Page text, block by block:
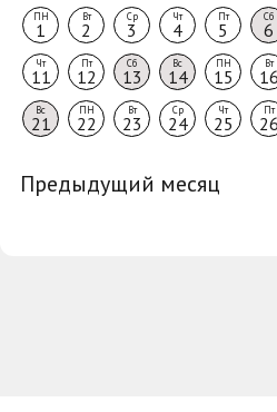
ПН
1
Вт
2
Ср
3
Чт
4
Пт
5
Сб
6
Чт
11
Пт
12
Сб
13
Вс
14
ПН
15
Вт
16
Вс
21
ПН
22
Вт
23
Ср
24
Чт
25
Пт
26
Предыдущий месяц